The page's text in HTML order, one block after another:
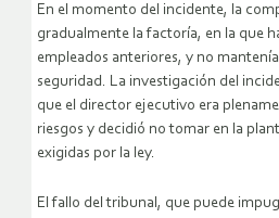
En el momento del incidente, la
gradualmente la factoría, en la que
empleados anteriores, y no
seguridad. La investigación del
que el director ejecutivo era
riesgos y decidió no tomar en la
exigidas por la ley.
El fallo del tribunal, que puede